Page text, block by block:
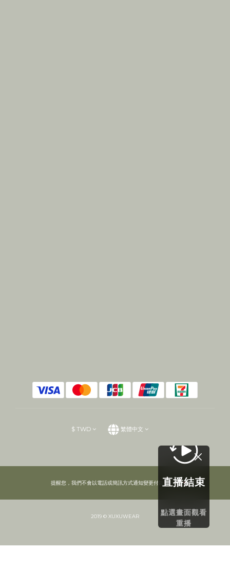
$ TWD 繁體中文
提醒您，我們不會以電話或簡訊方式通知變更付款方式。
2019 © XUXUWEAR
直播結束
點選畫面觀看
重播